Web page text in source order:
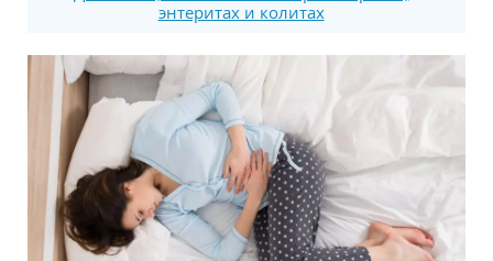
энтеритах и колитах